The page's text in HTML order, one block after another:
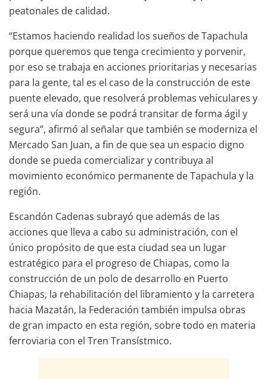
peatonales de calidad.
“Estamos haciendo realidad los sueños de Tapachula
porque queremos que tenga crecimiento y porvenir,
por eso se trabaja en acciones prioritarias y necesarias
para la gente, tal es el caso de la construcción de este
puente elevado, que resolverá problemas vehiculares y
será una vía donde se podrá transitar de forma ágil y
segura”, afirmó al señalar que también se moderniza el
Mercado San Juan, a fin de que sea un espacio digno
donde se pueda comercializar y contribuya al
movimiento económico permanente de Tapachula y la
región.
Escandón Cadenas subrayó que además de las
acciones que lleva a cabo su administración, con el
único propósito de que esta ciudad sea un lugar
estratégico para el progreso de Chiapas, como la
construcción de un polo de desarrollo en Puerto
Chiapas, la rehabilitación del libramiento y la carretera
hacia Mazatán, la Federación también impulsa obras
de gran impacto en esta región, sobre todo en materia
ferroviaria con el Tren Transístmico.